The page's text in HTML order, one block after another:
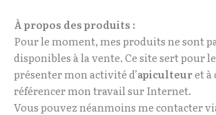
À propos des produits :
Pour le moment, mes produits ne sont
disponibles à la vente. Ce site sert pour
présenter mon activité d’apiculteuret à
référencer mon travail sur Internet.
Vous pouvez néanmoins me contacter